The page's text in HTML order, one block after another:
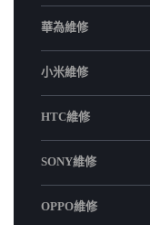
華為維修
小米維修
HTC維修
SONY維修
OPPO維修